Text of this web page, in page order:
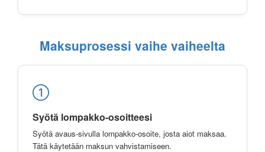
Maksuprosessi vaihe vaiheelta
Syötä lompakko-osoitteesi
Syötä avaus-sivulla lompakko-osoite, josta aiot maksaa.
Tätä käytetään maksun vahvistamiseen.